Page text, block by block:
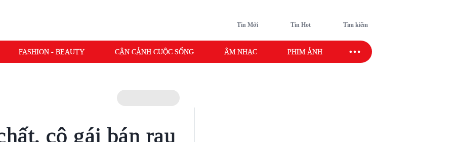
Tin Mới Tin Hot Tìm kiếm
FASHION - BEAUTY CẬN CẢNH CUỘC SỐNG ÂM NHẠC PHIM ẢNH SAO SPORT
cô gái bán rau